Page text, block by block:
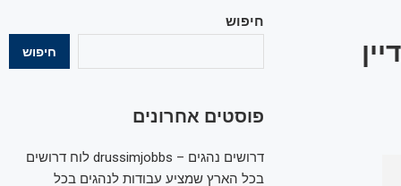
חיפוש
חיפוש
פוסטים אחרונים
דרושים נהגים – drussimjobbs לוח דרושים
בכל הארץ שמציע עבודות לנהגים בכל